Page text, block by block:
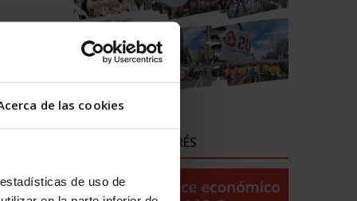
de las cookies
de uso de
que
las
ENLACES DE INTERÉS